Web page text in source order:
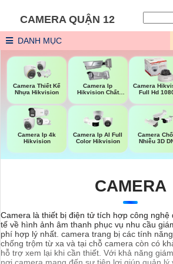
CAMERA QUẬN 12
DANH MỤC
Camera Thiết Kế
Nhựa Hikvision
Camera Ip
Hikvision Chất
Camera
Full Hd
Camera Ip 4k
Hikvision
Camera Ip AI Full
Color Hikvision
Camera
Nhiễu 3D
CAMERA
Camera là thiết bị điện tử tích hợp công
tế về hình ảnh âm thanh phục vụ nhu cầu
phí hợp lý nhất. camera trang bị các tính
chống trộm từ xa và tại chỗ camera còn có
hỗ trợ xem lại khi cần thiết. Với khả năng